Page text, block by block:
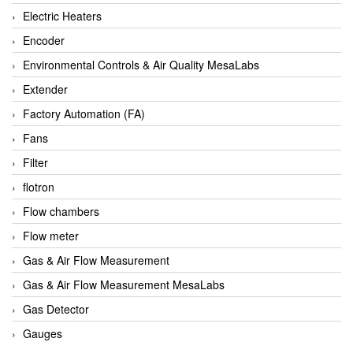
Antico pumps
Anybus/ HMS
AOBEN
Apex Dynamics Vietnam
Apex Dynamics Vietnam
Apiste
APLISENS VietNam
Apollo Fire
Appleton
AQ Matic
Aqualabo Vietnam
Aquametro
ARCA Regler
Arcos Hydraulik
Electric Heaters
Encoder
Environmental Controls & Air Quality MesaLabs
Extender
Factory Automation (FA)
Fans
Filter
flotron
Flow chambers
Flow meter
Gas & Air Flow Measurement
Gas & Air Flow Measurement MesaLabs
Gas Detector
Gauges